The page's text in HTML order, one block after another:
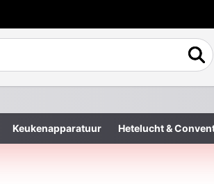
Keukenapparatuur Hetelucht &